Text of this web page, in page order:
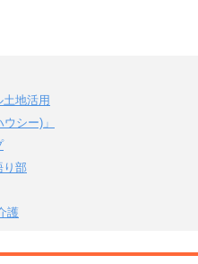
地活用
シー)」
り部
護